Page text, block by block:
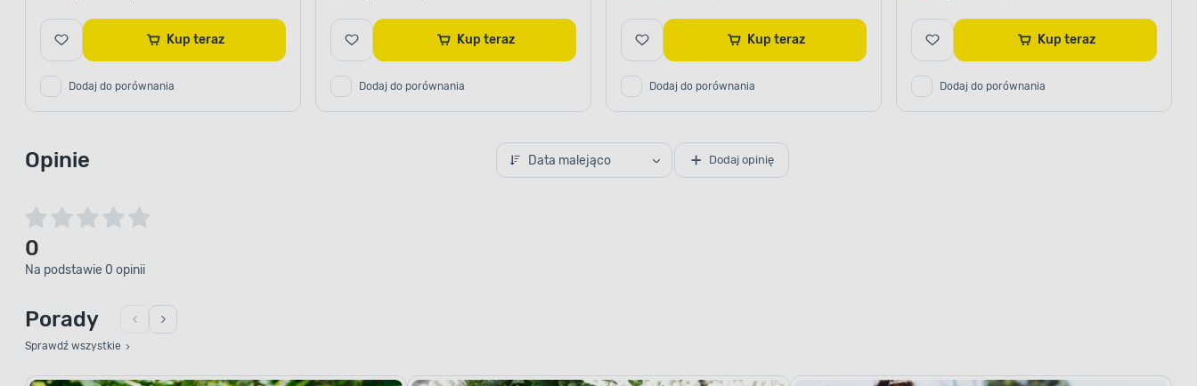
Kup teraz
Dodaj do porównania
Kup teraz
Dodaj do porównania
Kup teraz
Dodaj do porównania
Kup teraz
Dodaj do porównania
Opinie Data malejąco Dodaj opinię
0
Na podstawie 0 opinii
Porady
Sprawdź wszystkie